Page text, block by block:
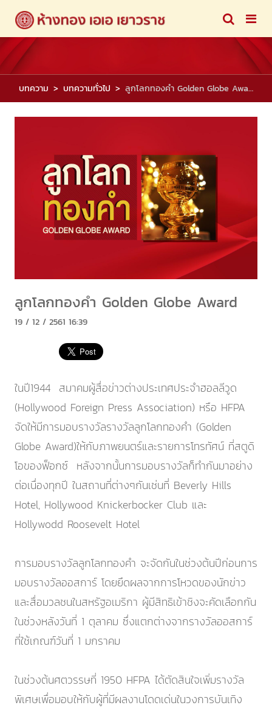
บทความ บทความทั่วไป ลูกโลกทองคำ Golden Globe Award
ลูกโลกทองคำ Golden Globe Award
19 / 12 / 2561 16:39
ในปี1944 สมาคมผู้สื่อข่าวต่างประเทศประจำฮอลลีวูด
(Hollywood Foreign Press Association) หรือ HFPA
จัดให้มีการมอบรางวัลรางวัลลูกโลกทองคำ (Golden
Globe Award)ให้กับภาพยนตร์และรายการโทรทัศน์ ที่สตูดิ
โอของฟ็อกซ์ หลังจากนั้นการมอบรางวัลก็ทำกันมาอย่าง
ต่อเนื่องทุกปี ในสถานที่ต่างๆกันเช่นที่ Beverly Hills
Hotel, Hollywood Knickerbocker Club และ
Hollywodd Roosevelt Hotel
การมอบรางวัลลูกโลกทองคำ จะจัดกันในช่วงต้นปีก่อนการ
มอบรางวัลออสการ์ โดยยึดผลจากการโหวดของนักข่าว
และสื่อมวลชนในสหรัฐอเมริกา ผู้มีสิทธิเข้าชิงจะคัดเลือกกัน
ในช่วงหลังวันที่ 1 ตุลาคม ซึ่งแตกต่างจากรางวัลออสการ์
ที่ใช้เกณฑ์วันที่ 1 มกราคม
ในช่วงต้นศตวรรษที่ 1950 HFPA ได้ตัดสินใจเพิ่มรางวัล
พิเศษเพื่อมอบให้กับผู้ที่มีผลงานโดดเด่นในวงการบันเทิง